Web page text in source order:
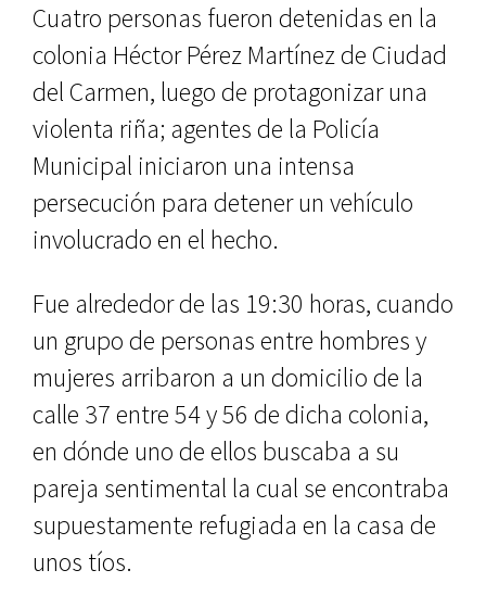
Cuatro personas fueron detenidas en la
colonia Héctor Pérez Martínez de Ciudad
del Carmen, luego de protagonizar una
violenta riña; agentes de la Policía
Municipal iniciaron una intensa
persecución para detener un vehículo
involucrado en el hecho.
Fue alrededor de las 19:30 horas, cuando
un grupo de personas entre hombres y
mujeres arribaron a un domicilio de la
calle 37 entre 54 y 56 de dicha colonia,
en dónde uno de ellos buscaba a su
pareja sentimental la cual se encontraba
supuestamente refugiada en la casa de
unos tíos.